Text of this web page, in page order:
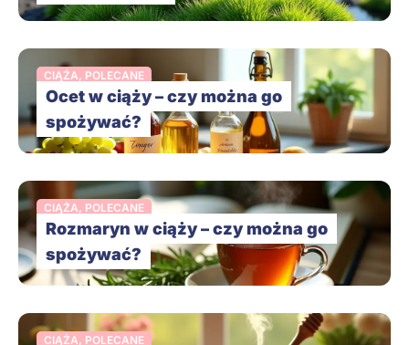
CIĄŻA, POLECANE
Ocet w ciąży – czy można go
spożywać?
CIĄŻA, POLECANE
Rozmaryn w ciąży – czy można go
spożywać?
CIĄŻA, POLECANE